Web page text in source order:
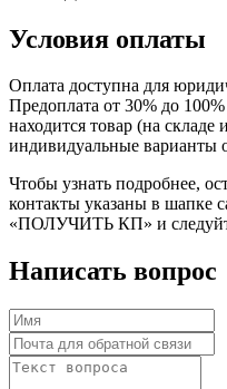
Условия оплаты
Оплата доступна для
Предоплата от 30% до
находится товар (на
индивидуальные варианты
Чтобы узнать подробнее,
контакты указаны в шапке
«ПОЛУЧИТЬ КП» и
Написать вопрос